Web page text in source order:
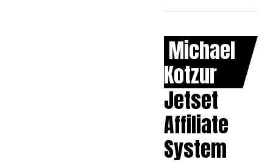
Michael
Kotzur
Jetset
Affiliate
System